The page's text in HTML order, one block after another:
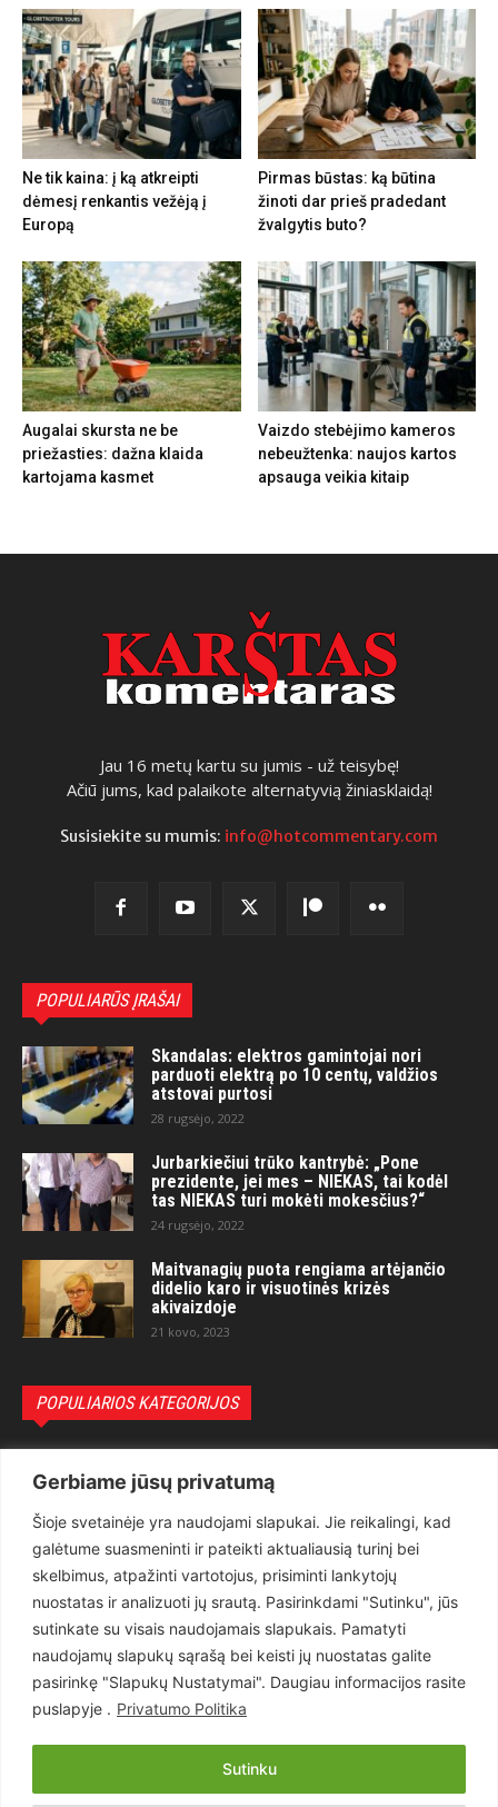
Gerbiame jūsų privatumą
Šioje svetainėje yra naudojami slapukai. Jie reikalingi, kad
galėtume suasmeninti ir pateikti aktualiausią turinį bei
skelbimus, atpažinti vartotojus, prisiminti lankytojų
nuostatas ir analizuoti jų srautą. Pasirinkdami "Sutinku", jūs
sutinkate su visais naudojamais slapukais. Pamatyti
naudojamų slapukų sąrašą bei keisti jų nuostatas galite
pasirinkę "Slapukų Nustatymai". Daugiau informacijos rasite
puslapyje . Privatumo Politika
Sutinku
Ne tik kaina: į ką atkreipti
dėmesį renkantis vežėją į
Europą
Pirmas būstas: ką būtina
žinoti dar prieš pradedant
žvalgytis buto?
Augalai skursta ne be
priežasties: dažna klaida
kartojama kasmet
Vaizdo stebėjimo kameros
nebeužtenka: naujos kartos
apsauga veikia kitaip
Jau 16 metų kartu su jumis - už teisybę!
Ačiū jums, kad palaikote alternatyvią žiniasklaidą!
Susisiekite su mumis: info@hotcommentary.com
POPULIARŪS ĮRAŠAI
Skandalas: elektros gamintojai nori
parduoti elektrą po 10 centų, valdžios
atstovai purtosi
28 rugsėjo, 2022
Jurbarkiečiui trūko kantrybė: „Pone
prezidente, jei mes – NIEKAS, tai kodėl
tas NIEKAS turi mokėti mokesčius?“
24 rugsėjo, 2022
Maitvanagių puota rengiama artėjančio
didelio karo ir visuotinės krizės
akivaizdoje
21 kovo, 2023
POPULIARIOS KATEGORIJOS
Teisėsauga
1497
Aktualu
Lietuva
619
Pasaulis
Статьи на русском
Articles in english